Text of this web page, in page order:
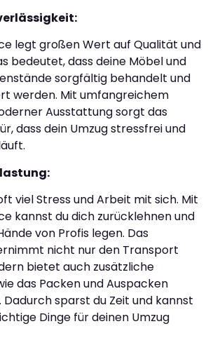
legt großen Wert auf Qualität und
bedeutet, dass deine Möbel und
sorgfältig behandelt und
werden. Mit umfangreichem
Ausstattung sorgt das
dass dein Umzug stressfrei und
viel Stress und Arbeit mit sich. Mit
kannst du dich zurücklehnen und
von Profis legen. Das
nicht nur den Transport
bietet auch zusätzliche
das Packen und Auspacken
sparst du Zeit und kannst
Dinge für deinen Umzug